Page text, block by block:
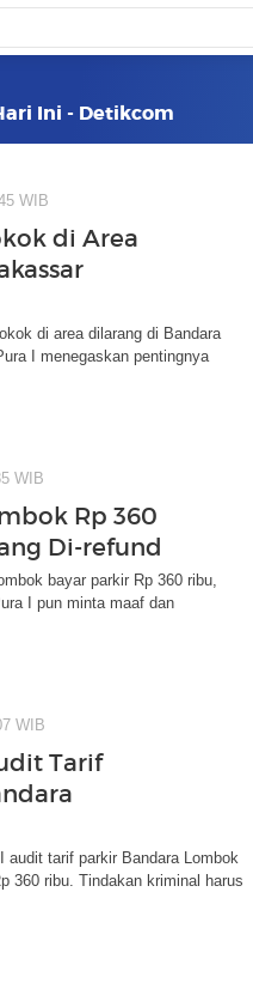
Ini - Detikcom
WIB
di Area
di area dilarang di Bandara
I menegaskan pentingnya
WIB
Rp 360
Di-refund
bayar parkir Rp 360 ribu,
I pun minta maaf dan
WIB
Tarif
audit tarif parkir Bandara Lombok
360 ribu. Tindakan kriminal harus